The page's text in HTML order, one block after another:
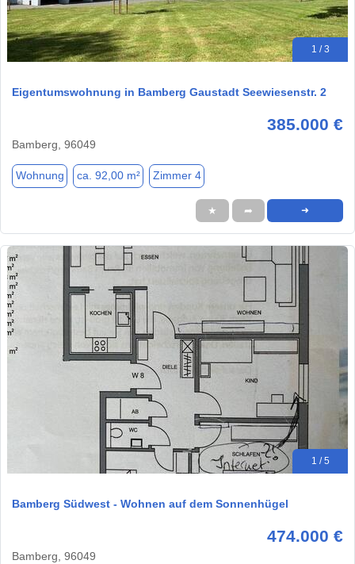
1 / 3
Eigentumswohnung in Bamberg Gaustadt Seewiesenstr. 2
385.000 €
Bamberg, 96049
Wohnung ca. 92,00 m² Zimmer 4
★ ➦ ➜
1 / 5
Bamberg Südwest - Wohnen auf dem Sonnenhügel
474.000 €
Bamberg, 96049